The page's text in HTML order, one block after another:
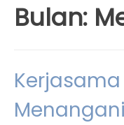
Bulan: